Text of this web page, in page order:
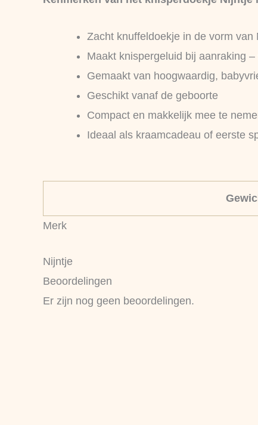
Zacht knuffeldoekje in de vorm van
Maakt knispergeluid bij aanraking
Gemaakt van hoogwaardig,
Geschikt vanaf de geboorte
Compact en makkelijk mee te
Ideaal als kraamcadeau of eerste
Merk
Nijntje
Beoordelingen
Er zijn nog geen beoordelingen.